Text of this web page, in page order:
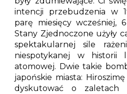
intencji przebudzenia w
parę miesięcy wcześniej,
Stany Zjednoczone użyły
spektakularnej sile
niespotykanej w historii
atomowej. Dwie takie
japońskie miasta:
dyskutować o zaletach